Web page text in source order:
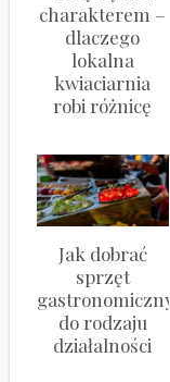
charakterem –
dlaczego
lokalna
kwiaciarnia
robi różnicę
Jak dobrać
sprzęt
gastronomiczny
do rodzaju
działalności